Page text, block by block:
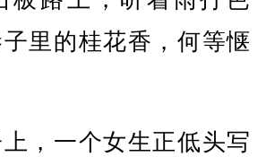
里的桂花香，何等惬
，一个女生正低头写